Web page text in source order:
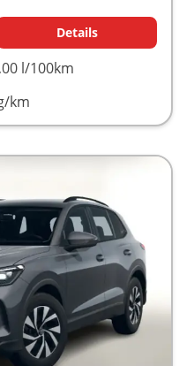
Details
l/100km
km